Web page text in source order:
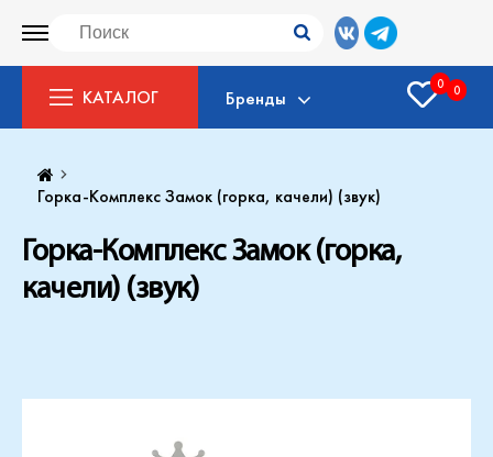
КАТАЛОГ Бренды
0 0
Горка-Комплекс Замок (горка, качели) (звук)
Горка-Комплекс Замок (горка,
качели) (звук)